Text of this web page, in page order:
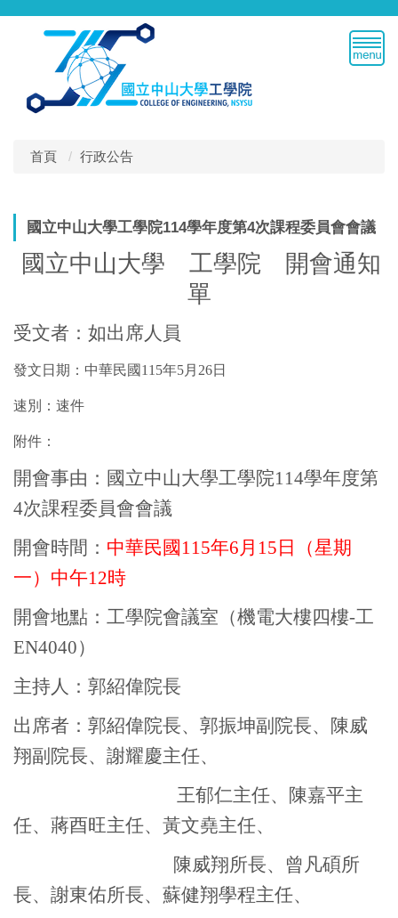
跳
首頁
行政公告
國立中山大學工學院114學年度第4次課程委員會會議
國立中山大學 工學院 開會通知
單
受文者：如出席人員
發文日期：中華民國 115年5月 26日
速別：速件
附件：
開會事由：國立中山大學工學院114學年度第
4次課程委員會會議
開會時間： 中華民國 115年6月 15 日（星期
一）中午12時
開會地點：工學院會議室（機電大樓四樓-工
EN4040）
主持人：郭紹偉院長
出席者：郭紹偉院長、郭振坤副院長、陳威
翔副院長、謝耀慶主任、
王郁仁主任、陳嘉平主
任、蔣酉旺主任、黃文堯主任、
陳威翔所長、曾凡碩所
長、謝東佑所長、蘇健翔學程主任、